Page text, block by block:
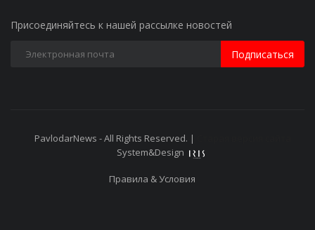
Присоединяйтесь к нашей рассылке новостей
Подписаться
PavlodarNews - All Rights Reserved. |
System&Design
Правила & Условия